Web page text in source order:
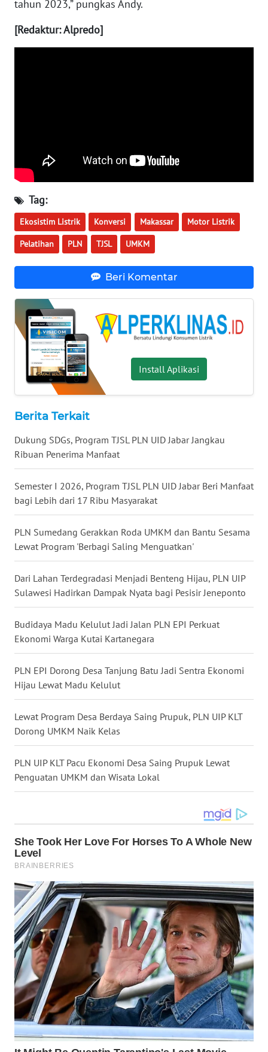
tahun 2023,” pungkas Andy.
[Redaktur: Alpredo]
Tag:
Ekosistim Listrik Konversi Makassar Motor Listrik
Pelatihan PLN TJSL UMKM
Beri Komentar
Install Aplikasi
Berita Terkait
Dukung SDGs, Program TJSL PLN UID Jabar Jangkau
Ribuan Penerima Manfaat
Semester I 2026, Program TJSL PLN UID Jabar Beri Manfaat
bagi Lebih dari 17 Ribu Masyarakat
PLN Sumedang Gerakkan Roda UMKM dan Bantu Sesama
Lewat Program 'Berbagi Saling Menguatkan'
Dari Lahan Terdegradasi Menjadi Benteng Hijau, PLN UIP
Sulawesi Hadirkan Dampak Nyata bagi Pesisir Jeneponto
Budidaya Madu Kelulut Jadi Jalan PLN EPI Perkuat
Ekonomi Warga Kutai Kartanegara
PLN EPI Dorong Desa Tanjung Batu Jadi Sentra Ekonomi
Hijau Lewat Madu Kelulut
Lewat Program Desa Berdaya Saing Prupuk, PLN UIP KLT
Dorong UMKM Naik Kelas
PLN UIP KLT Pacu Ekonomi Desa Saing Prupuk Lewat
Penguatan UMKM dan Wisata Lokal
BOGOR
DEPOK
SAMOSIR
WN
PADANG
LAWAS
WN
SUMEDANG
CIANJUR
WN
KEPULAUAN
SERIBU
WN
TANGERANG
BINJAI
CIREBON
INDRAMAYU
WN
KUNINGAN
WN
MAJALENGKA
WN
SUBANG
WN
WN
SEMARANG
WN
SOLO
WN
BOROBUDUR
WN
MADURA
WN
SURABAYA